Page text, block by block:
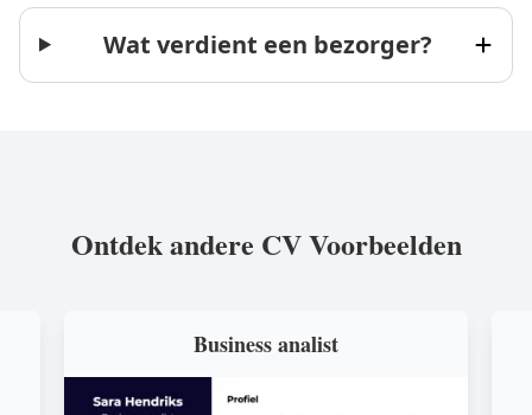
Wat verdient een bezorger?
Ontdek andere CV Voorbeelden
Business analist